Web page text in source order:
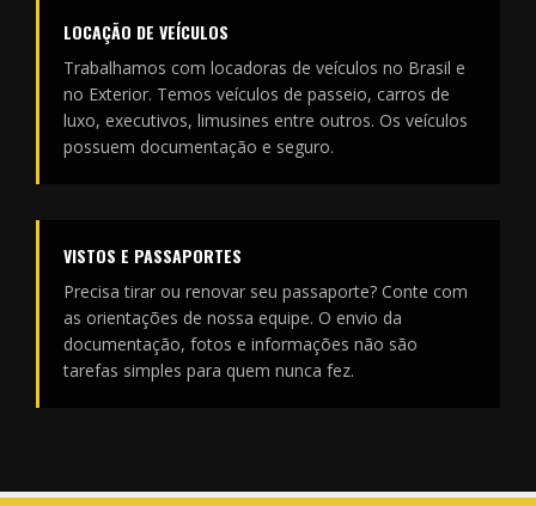
LOCAÇÃO DE VEÍCULOS
Trabalhamos com locadoras de veículos no Brasil e
no Exterior. Temos veículos de passeio, carros de
luxo, executivos, limusines entre outros. Os veículos
possuem documentação e seguro.
VISTOS E PASSAPORTES
Precisa tirar ou renovar seu passaporte? Conte com
as orientações de nossa equipe. O envio da
documentação, fotos e informações não são
tarefas simples para quem nunca fez.